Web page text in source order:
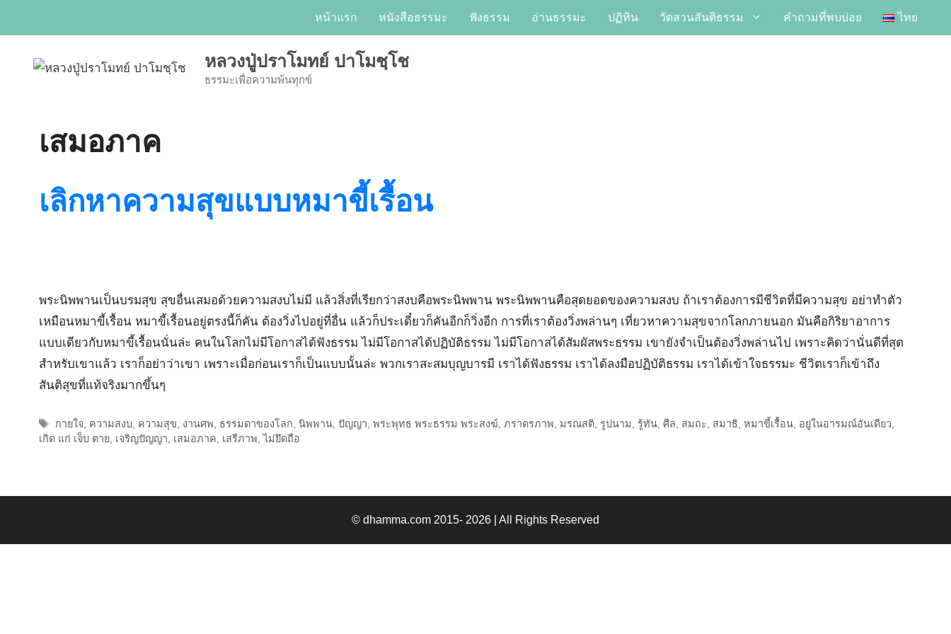
หน้าแรก หนังสือธรรมะ ฟังธรรม อ่านธรรมะ ปฏิทิน วัดสวนสันติธรรม คำถามที่พบบ่อย ไทย
หลวงปู่ปราโมทย์ ปาโมชฺโช
ธรรมะเพื่อความพ้นทุกข์
เสมอภาค
เลิกหาความสุขแบบหมาขี้เรื้อน
พระนิพพานเป็นบรมสุข สุขอื่นเสมอด้วยความสงบไม่มี แล้วสิ่งที่เรียกว่าสงบคือพระนิพพาน พระนิพพานคือสุดยอดของความสงบ ถ้าเราต้องการมีชีวิตที่มีความสุข อย่าทำตัว
เหมือนหมาขี้เรื้อน หมาขี้เรื้อนอยู่ตรงนี้ก็คัน ต้องวิ่งไปอยู่ที่อื่น แล้วก็ประเดี๋ยวก็คันอีกก็วิ่งอีก การที่เราต้องวิ่งพล่านๆ เที่ยวหาความสุขจากโลกภายนอก มันคือกิริยาอาการ
แบบเดียวกับหมาขี้เรื้อนนั่นล่ะ คนในโลกไม่มีโอกาสได้ฟังธรรม ไม่มีโอกาสได้ปฏิบัติธรรม ไม่มีโอกาสได้สัมผัสพระธรรม เขายังจำเป็นต้องวิ่งพล่านไป เพราะคิดว่านั่นดีที่สุด
สำหรับเขาแล้ว เราก็อย่าว่าเขา เพราะเมื่อก่อนเราก็เป็นแบบนั้นล่ะ พวกเราสะสมบุญบารมี เราได้ฟังธรรม เราได้ลงมือปฏิบัติธรรม เราได้เข้าใจธรรมะ ชีวิตเราก็เข้าถึง
สันติสุขที่แท้จริงมากขึ้นๆ
Tags
กายใจ ความสงบ ความสุข งานศพ ธรรมดาของโลก ,นิพพาน ,ปัญญา ,พระพุทธ พระธรรม พระสงฆ์ ,ภราดรภาพ มรณสติ รูปนาม รู้ทัน ,ศีล สมถะ สมาธิ ,หมาขี้เรื้อน อยู่ในอารมณ์อันเดียว
เกิด แก่ เจ็บ ตาย เจริญปัญญา เสมอภาค เสรีภาพ ,ไม่ยึดถือ
© dhamma.com 2015- 2026 | All Rights Reserved